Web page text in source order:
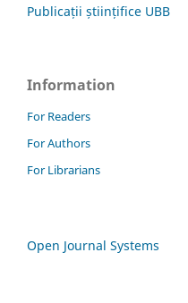
Publicații științifice UBB
Information
For Readers
For Authors
For Librarians
Open Journal Systems